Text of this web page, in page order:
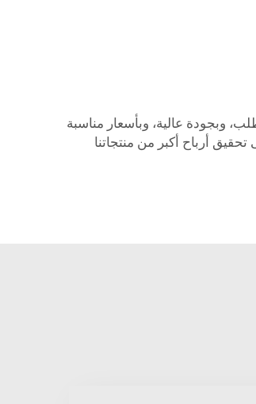
وبجودة عالية، وبأسعار مناسبة
أرباح أكبر من منتجاتنا